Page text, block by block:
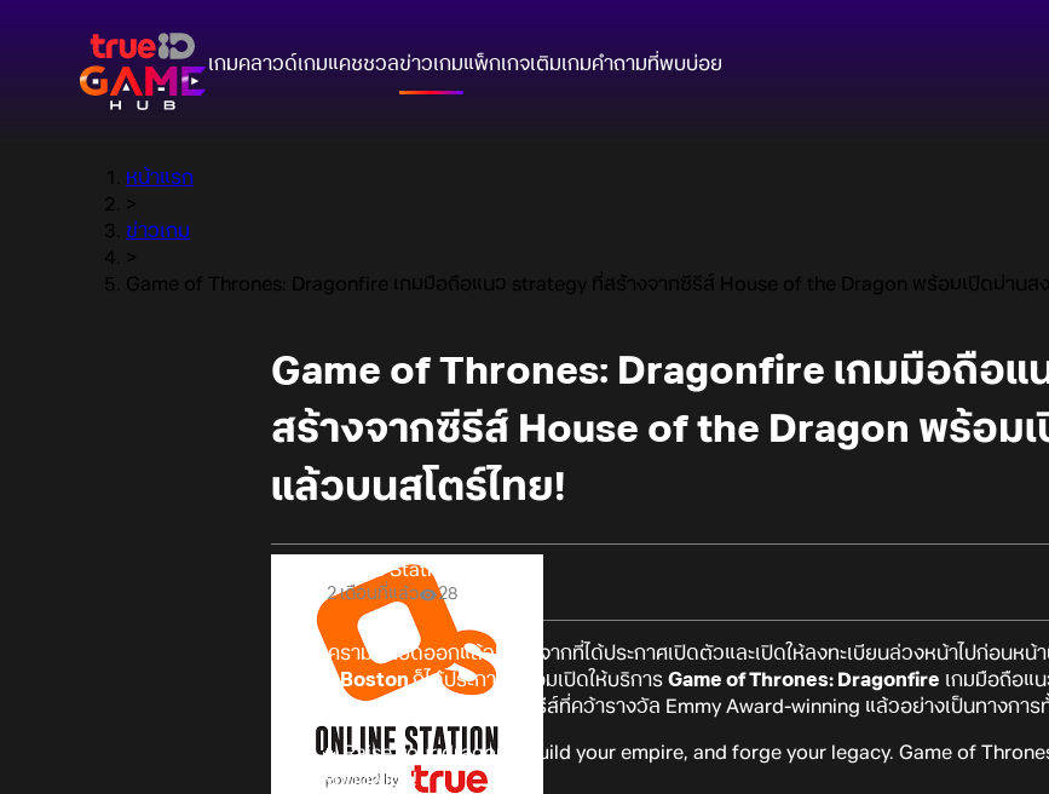
เกมคลาวด์เกมแคชชวลข่าวเกมแพ็กเกจเติมเกมคำถามที่พบบ่อย
หน้าแรก
>
ข่าวเกม
>
Game of Thrones: Dragonfire เกมมือถือแนว strategy ที่สร้างจากซีรีส์ House of the Dragon พร้อมเปิดม่านสง
Game of Thrones: Dragonfire เกมมือถือแ
สร้างจากซีรีส์ House of the Dragon พร้อม
แล้วบนสโตร์ไทย!
Online Station
2 เดือนที่แล้ว 28
ม่านสงครามได้เปิดออกแล้ว! หลังจากที่ได้ประกาศเปิดตัวและเปิดให้ลงทะเบียนล่วงหน้าไปก่อนหน้
Games Bostonก็ได้ประกาศพร้อมเปิดให้บริการ Game of Thrones: Dragonfire เกมมือถือแ
“House of the Dragon” ซีรีส์ที่คว้ารางวัล Emmy Award-winning แล้วอย่างเป็นทางการ
🔥 Raise your dragons, build your empire, and forge your legacy. Game of
worldwide!